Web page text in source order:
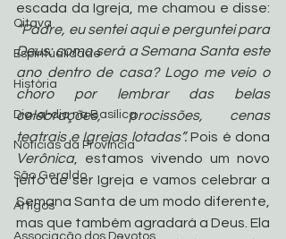
Oitava
Espiritualidade
História
Dia-a-dia na Basílica
Noticias da Província
São Geraldo
Artigos
Associação dos Devotos
“Padre, eu sentei aqui e perguntei para
Deus: como será a Semana Santa este
ano dentro de casa? Logo me veio o
choro por lembrar das belas
celebrações, procissões, cenas
teatrais e Igrejas lotadas”.
Verônica, estamos vivendo um novo
jeito de ser Igreja e vamos celebrar a
Semana Santa de um modo diferente,
mas que também agradará a Deus. Ela